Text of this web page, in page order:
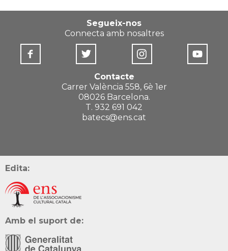
Segueix-nos
Connecta amb nosaltres
Contacte
Carrer València 558, 6è 1er
08026 Barcelona.
T. 932 691 042
batecs@ens.cat
Edita:
Amb el suport de: